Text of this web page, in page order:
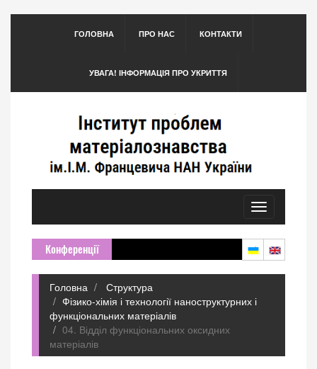
ГОЛОВНА ПРО НАС КОНТАКТИ
УВАГА! ІНФОРМАЦІЯ ПРО УКРИТТЯ
Toggle
navigation
Конференції
Головна
Структура
Фізико-хімія і технології наноструктурних і
функціональних матеріалів
04. Відділ функціональних оксидних
матеріалів